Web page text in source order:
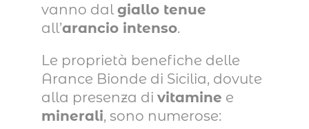
vanno dal giallo tenue
all’arancio intenso.
Le proprietà benefiche delle
Arance Bionde di Sicilia, dovute
alla presenza di vitamine e
minerali, sono numerose: